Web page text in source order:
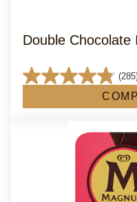
Double Chocolate
4.8